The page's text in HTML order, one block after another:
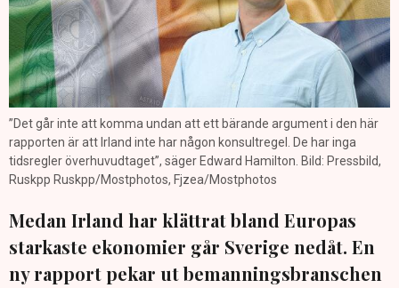
”Det går inte att komma undan att ett bärande argument i den här
rapporten är att Irland inte har någon konsultregel. De har inga
tidsregler överhuvudtaget”, säger Edward Hamilton. Bild: Pressbild,
Ruskpp Ruskpp/Mostphotos, Fjzea/Mostphotos
Medan Irland har klättrat bland Europas
starkaste ekonomier går Sverige nedåt. En
ny rapport pekar ut bemanningsbranschen